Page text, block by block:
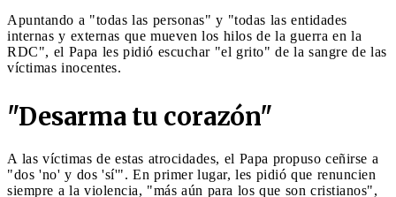
Apuntando a "todas las personas" y "todas las entidades
internas y externas que mueven los hilos de la guerra en la
RDC", el Papa les pidió escuchar "el grito" de la sangre de las
víctimas inocentes.
"Desarma tu corazón"
A las víctimas de estas atrocidades, el Papa propuso ceñirse a
"dos 'no' y dos 'sí'". En primer lugar, les pidió que renuncien
siempre a la violencia, "más aún para los que son cristianos",